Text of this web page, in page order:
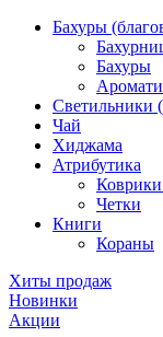
Бахуры
Бахуры
Светильники
Чай
Хиджама
Атрибутика
Коврики
Четки
Книги
Кораны
Хиты продаж
Новинки
Акции